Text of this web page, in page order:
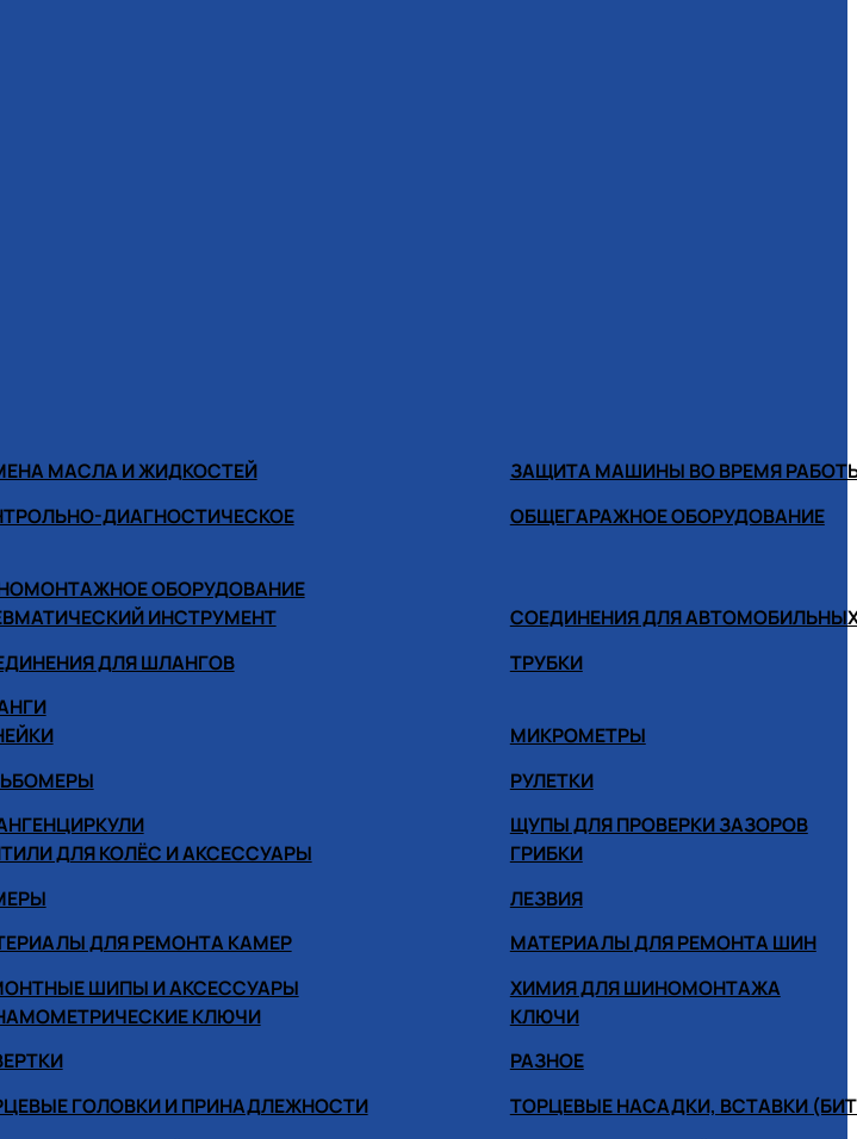
МАСЛА И ЖИДКОСТЕЙ
ЗАЩИТА МАШИНЫ ВО ВРЕМЯ
ДИАГНОСТИЧЕСКОЕ ОБЩЕГАРАЖНОЕ ОБОРУДОВАНИЕ
ОБОРУДОВАНИЕ
ИНСТРУМЕНТ
СОЕДИНЕНИЯ ДЛЯ
ДЛЯ ШЛАНГОВ
ТРУБКИ
МИКРОМЕТРЫ
РУЛЕТКИ
ЩУПЫ ДЛЯ ПРОВЕРКИ ЗАЗОРОВ
ДЛЯ КОЛЁС И АКСЕССУАРЫ
ГРИБКИ
ЛЕЗВИЯ
ДЛЯ РЕМОНТА КАМЕР
МАТЕРИАЛЫ ДЛЯ РЕМОНТА ШИН
ШИПЫ И АКСЕССУАРЫ
ХИМИЯ ДЛЯ ШИНОМОНТАЖА
КЛЮЧИ
КЛЮЧИ
РАЗНОЕ
ГОЛОВКИ И ПРИНАДЛЕЖНОСТИ
ТОРЦЕВЫЕ НАСАДКИ, ВСТАВКИ